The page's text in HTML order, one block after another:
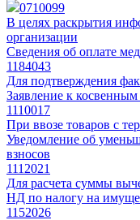
0710099
В целях раскрытия
организации
Сведения об оплате
1184043
Для подтверждения
Заявление к
1110017
При ввозе товаров с
Уведомление об
взносов
1112021
Для расчета суммы
НД по налогу на
1152026